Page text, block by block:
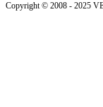
Copyright © 2008 - 2025